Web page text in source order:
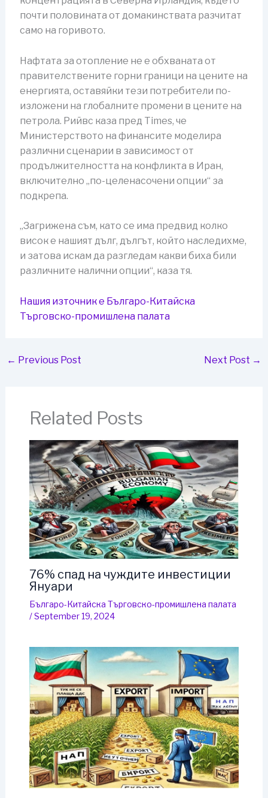
почти половината от домакинствата разчитат
само на горивото.
Нафтата за отопление не е обхваната от
правителствените горни граници на цените на
енергията, оставяйки тези потребители по-
изложени на глобалните промени в цените на
петрола. Рийвс каза пред Times, че
Министерството на финансите моделира
различни сценарии в зависимост от
продължителността на конфликта в Иран,
включително „по-целенасочени опции“ за
подкрепа.
„Загрижена съм, като се има предвид колко
висок е нашият дълг, ‌дългът, който наследихме,
и затова искам да разгледам какви биха били
различните налични опции“, каза тя.
Нашия източник е Българо-Китайска
Търговско-промишлена палaта
← Previous Post Next Post →
Related Posts
76% спад на чуждите инвестиции
Януари
Българо-Китайска Търговско-промишлена палaта
/September 19, 2024